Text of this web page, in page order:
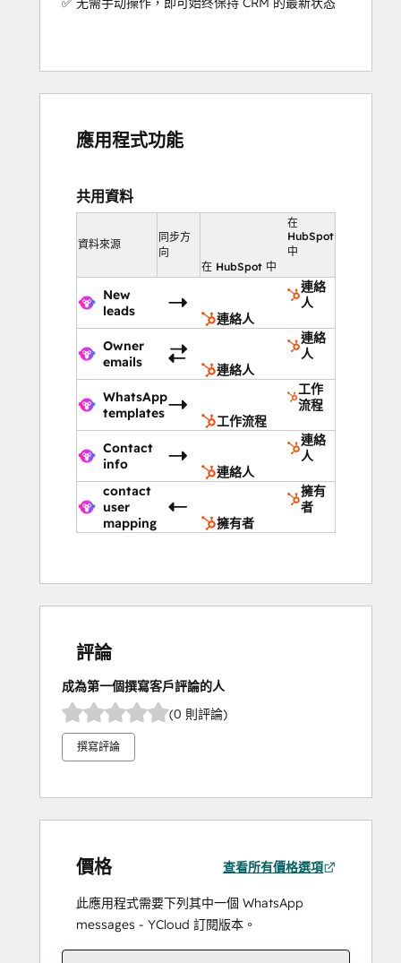
應用程式功能
共用資料
資料來源
同步方
向
在
HubSpot
中
在 HubSpot 中
New
leads
連絡
人
連絡人
Owner
emails
連絡
人
連絡人
WhatsApp
templates
工作
流程
工作流程
Contact
info
連絡
人
連絡人
contact
user
mapping
擁有
者
擁有者
評論
成為第一個撰寫客戶評論的人
(0 則評論)
撰寫評論
價格 查看所有價格選項
此應用程式需要下列其中一個 WhatsApp
messages - YCloud 訂閱版本。